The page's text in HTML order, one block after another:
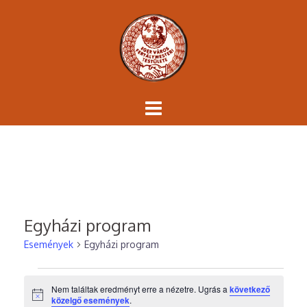
Egyházi program
Események Egyházi program
Notice
Nem találtak eredményt erre a nézetre. Ugrás a következő
közelgő események.